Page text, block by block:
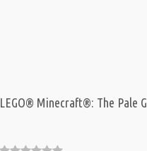
LEGO® Minecraft®: The Pale